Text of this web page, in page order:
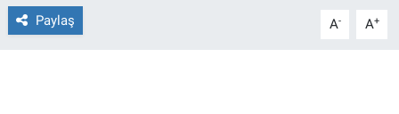
Paylaş A- A+
Gün Bitiyor